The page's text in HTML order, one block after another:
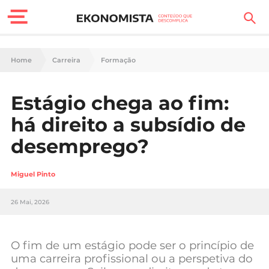
Finanças Pessoais
Carreira
Casa
Lifestyle
Sociedade
Negócios
Home Carreira Formação
Estágio chega ao fim:
há direito a subsídio de
desemprego?
Miguel Pinto
26 Mai, 2026
O fim de um estágio pode ser o princípio de
uma carreira profissional ou a perspetiva do